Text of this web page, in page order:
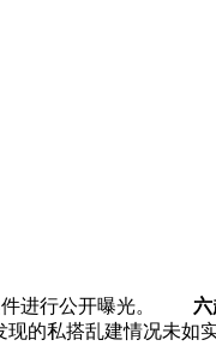
进行公开曝光。
六起
的私搭乱建情况未如